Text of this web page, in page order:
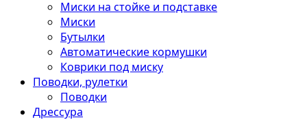
Миски на стойке и подставке
Миски
Бутылки
Автоматические кормушки
Коврики под миску
Поводки, рулетки
Поводки
Дрессура